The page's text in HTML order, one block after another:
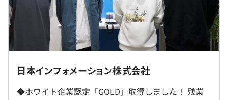
やスキルを身につけることができます。
◆年次研修
3年次、5年次、10年次には同期で集まり、これまでの経
験を共有するとともに、今後の目標設定をおこない、切磋
◆階層別研修
目的や対象に合わせた研修をおこなっています。（管理職
社外でシステム開発を実施する場合は、顧客オフィスでの
勤務となる可能性があります。
日本インフォメーション株式会社
◆ホワイト企業認定「GOLD」取得しました！ 残業